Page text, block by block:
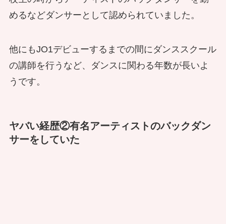
めるなどダンサーとして認められていました。
他にもJO1デビューするまでの間にダンススクール
の講師を行うなど、ダンスに関わる年数が長いよ
うです。
ヤバい経歴②有名アーティストのバックダン
サーをしていた